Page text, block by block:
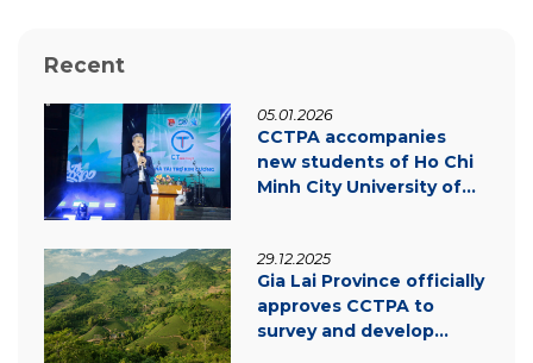
Recent
05.01.2026
CCTPA accompanies
new students of Ho Chi
Minh City University of
transition
29.12.2025
Gia Lai Province officially
approves CCTPA to
survey and develop